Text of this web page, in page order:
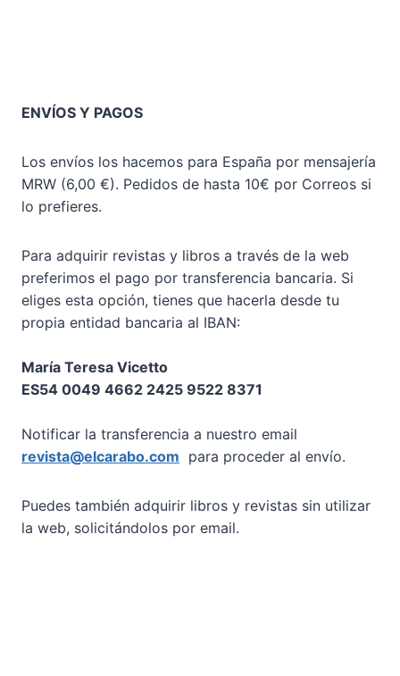
ENVÍOS Y PAGOS
Los envíos los hacemos para España por mensajería
MRW (6,00 €). Pedidos de hasta 10€ por Correos si
lo prefieres.
Para adquirir revistas y libros a través de la web
preferimos el pago por transferencia bancaria. Si
eliges esta opción, tienes que hacerla desde tu
propia entidad bancaria al IBAN:
María Teresa Vicetto
ES54 0049 4662 2425 9522 8371
Notificar la transferencia a nuestro email
revista@elcarabo.com para proceder al envío.
Puedes también adquirir libros y revistas sin utilizar
la web, solicitándolos por email.